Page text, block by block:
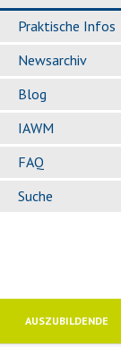
Praktische Infos
Newsarchiv
Blog
IAWM
FAQ
Suche
AUSZUBILDENDE